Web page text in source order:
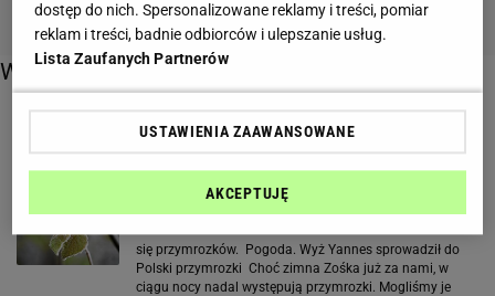
Więcej o:
Pogoda. Do kiedy będą przymrozki? Wyż
Yannes sprowadził do Polski ochłodzenie
się przymrozków. Pogoda. Wyż Yannes sprowadził do
Polski przymrozki Choć zimna Zośka już za nami, w
ciągu nocy nadal występują przymrozki. Mogliśmy je
dostęp do nich. Spersonalizowane reklamy i treści, pomiar
reklam i treści, badnie odbiorców i ulepszanie usług.
Lista Zaufanych Partnerów
USTAWIENIA ZAAWANSOWANE
AKCEPTUJĘ